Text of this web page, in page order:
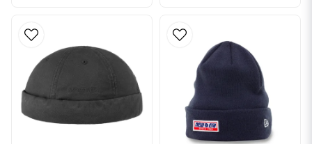
Smidiga filter gör det enkelt att hitta rätt modell.
Utforska vårt utbud av mössor & beanies och hitta en
modell som passar din stil. Eller besök vårt sortiment
av
för att komplettera din look.